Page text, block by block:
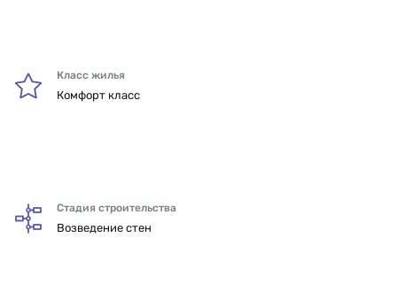
Класс жилья
Комфорт класс
Стадия строительства
Возведение стен